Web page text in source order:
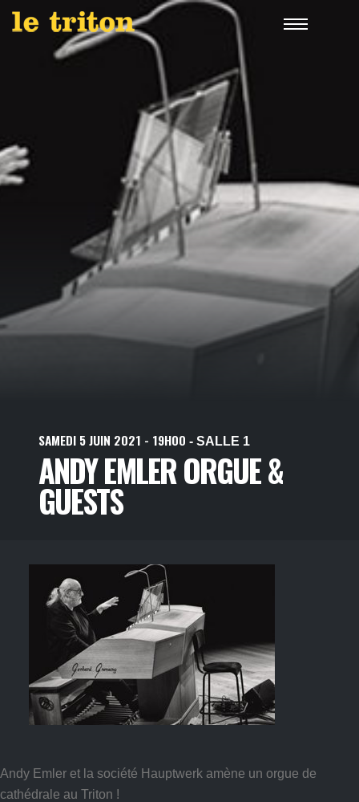
SAMEDI 5JUIN 2021 - 19H00 - SALLE 1
ANDY EMLER ORGUE &
GUESTS
Andy Emler et la société Hauptwerk amène un orgue de
cathédrale au Triton !